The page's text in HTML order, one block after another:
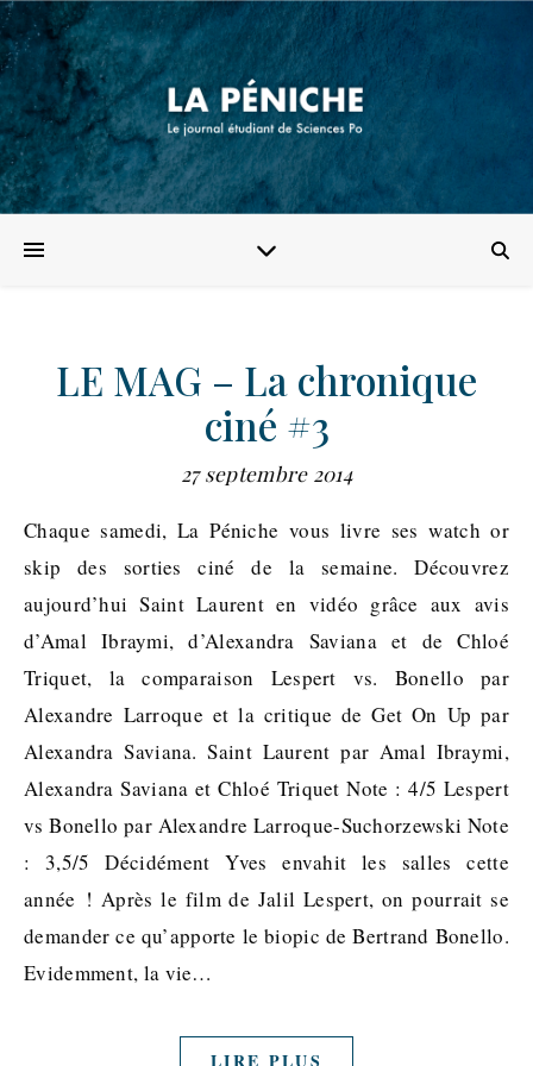
LE MAG – La chronique
ciné #3
27 septembre 2014
Chaque samedi, La Péniche vous livre ses watch or
skip des sorties ciné de la semaine. Découvrez
aujourd’hui Saint Laurent en vidéo grâce aux avis
d’Amal Ibraymi, d’Alexandra Saviana et de Chloé
Triquet, la comparaison Lespert vs. Bonello par
Alexandre Larroque et la critique de Get On Up par
Alexandra Saviana. Saint Laurent par Amal Ibraymi,
Alexandra Saviana et Chloé Triquet Note : 4/5 Lespert
vs Bonello par Alexandre Larroque-Suchorzewski Note
: 3,5/5 Décidément Yves envahit les salles cette
année ! Après le film de Jalil Lespert, on pourrait se
demander ce qu’apporte le biopic de Bertrand Bonello.
Evidemment, la vie…
LIRE PLUS